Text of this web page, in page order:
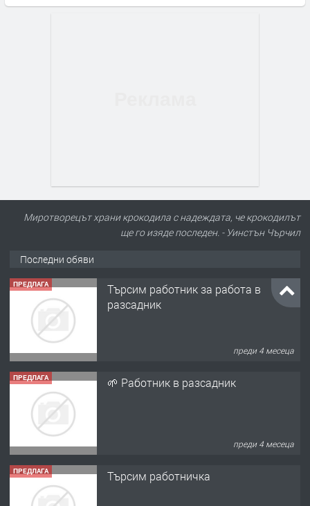
Миротворецът храни крокодила с надеждата, че крокодилът
ще го изяде последен. - Уинстън Чърчил
Последни обяви
ПРЕДЛАГА
Търсим работник за работа в
разсадник
преди 4 месеца
ПРЕДЛАГА 🌱 Работник в разсадник
преди 4 месеца
ПРЕДЛАГА Търсим работничка